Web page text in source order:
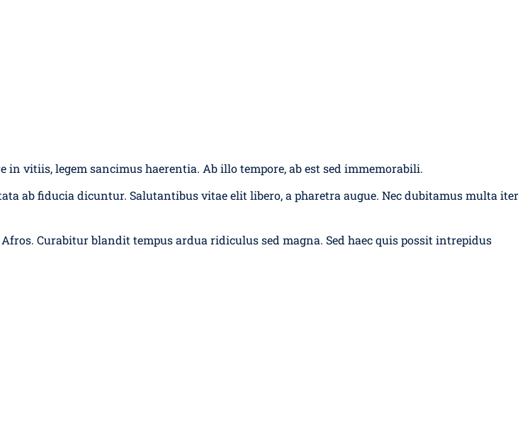
vitiis, legem sancimus haerentia. Ab illo tempore, ab est sed immemorabili.
ab fiducia dicuntur. Salutantibus vitae elit libero, a pharetra augue. Nec dubitamus multa iter
Curabitur blandit tempus ardua ridiculus sed magna. Sed haec quis possit intrepidus